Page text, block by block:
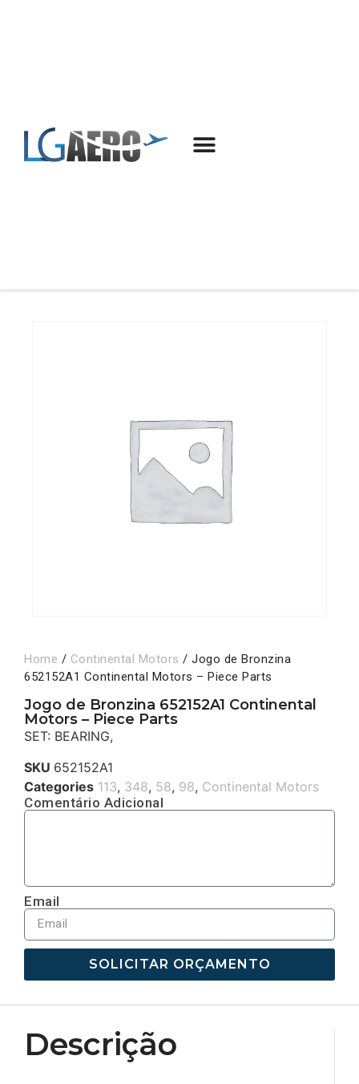
Home / Continental Motors / Jogo de Bronzina
652152A1 Continental Motors – Piece Parts
Jogo de Bronzina 652152A1 Continental
Motors – Piece Parts
SET: BEARING,
SKU 652152A1
Categories 113, 348, 58, 98, Continental Motors
Comentário Adicional
Email
SOLICITAR ORÇAMENTO
Descrição